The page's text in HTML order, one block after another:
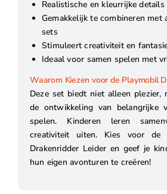
Realistische en kleurrijke details
Gemakkelijk te combineren met
sets
Stimuleert creativiteit en
Ideaal voor samen spelen met
Waarom Kiezen voor de Playmobil
Deze set biedt niet alleen plezier,
de ontwikkeling van belangrijke
spelen. Kinderen leren
creativiteit uiten. Kies voor de
Drakenridder Leider en geef je
hun eigen avonturen te creëren!